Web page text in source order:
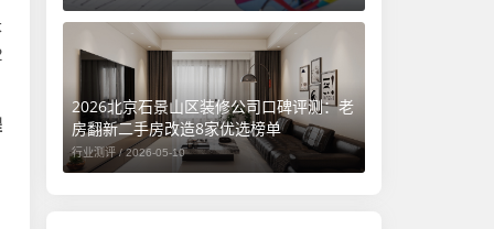
2026北京石景山区装修公司口碑评测：老
房翻新二手房改造8家优选榜单
行业测评 /2026-05-10